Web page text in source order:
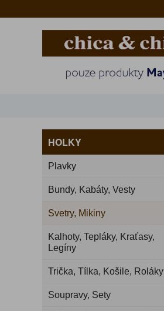
HOLKY
Plavky
Bundy, Kabáty, Vesty
Svetry, Mikiny
Kalhoty, Tepláky, Kraťasy,
Legíny
Trička, Tílka, Košile, Roláky
Soupravy, Sety